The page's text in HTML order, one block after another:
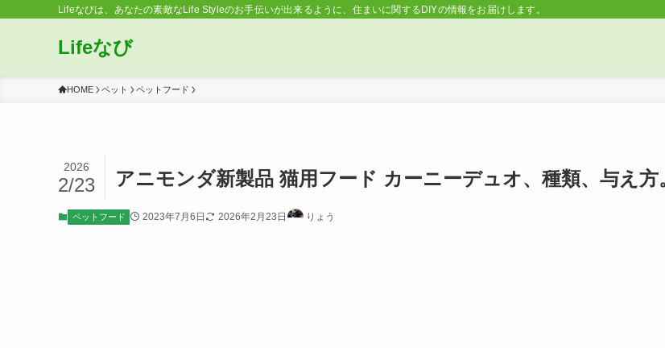
Lifeなびは、あなたの素敵なLife Styleのお手伝いが出来るように、住まいに関するDIYの情報をお届けします。 | Lifeなび
Lifeなび
HOME ペット ペットフード
アニモンダ新製品 猫用フード カーニーデュオ、種類、与え方
2026
2/23
ペットフード 2023年7月6日 2026年2月23日 りょう